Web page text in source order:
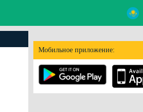
Мобильное приложение: